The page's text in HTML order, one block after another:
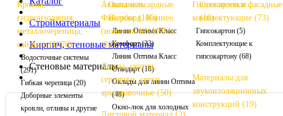
Кровля,
гидроизоляция,
металлочерепица,
сайдинг (1076)
Водосточные системы
(291)
Гибкая черепица (20)
Доборные элементы
кровли, отливы и другие
Окна мансардные
Велюкс (106)
Линия Оптима Класс
Комфорт (33)
Линия Оптима Класс
Стандарт (18)
Оклады для линии Оптима
(48)
Окно-люк для холодных
Стеклосетки фасадные
(10)
Аквапанель.
Файерборд. Клинео.
(новинки КНАУФ!)
(22)
Ленты, скотчи,
серпянки, сетки
армировочные (50)
Гипсокартон и
комплектующие (73)
Гипсокартон (5)
Комплектующие к
гипсокартону (68)
Материалы для
звукоизоляционных
конструкций (19)
Стройматериалы
Кирпич, стеновые материалы
Стеновые материалы